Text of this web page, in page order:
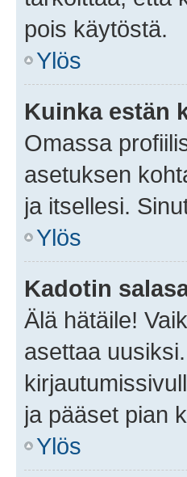
pois käytöstä.
Ylös
Kuinka estän
Omassa
asetuksen
ja itsellesi.
Ylös
Kadotin
Älä hätäile!
asettaa
ja pääset pian
Ylös